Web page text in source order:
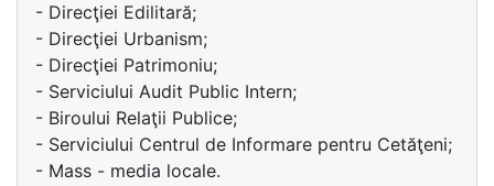
- Direcţiei Edilitară;
- Direcţiei Urbanism;
- Direcţiei Patrimoniu;
- Serviciului Audit Public Intern;
- Biroului Relaţii Publice;
- Serviciului Centrul de Informare pentru Cetăţeni;
- Mass - media locale.